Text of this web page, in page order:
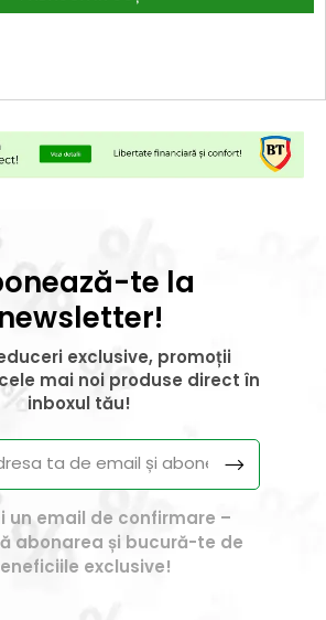
te la
newsletter!
exclusive, promoții
mai noi produse direct în
inboxul tău!
un email de confirmare –
abonarea și bucură-te de
exclusive!